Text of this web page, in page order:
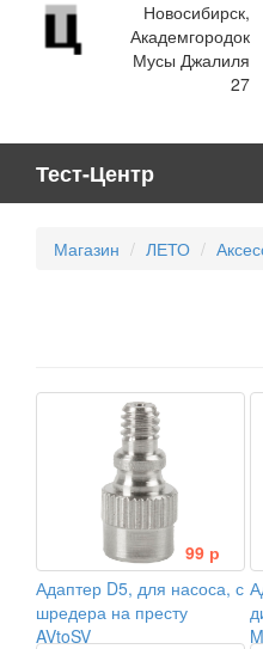
Новосибирск,
Академгородок
Мусы Джалиля
27
Тест-Центр
Магазин ЛЕТО
99 р
Адаптер D5, для насоса, с
шредера на престу
AVtoSV